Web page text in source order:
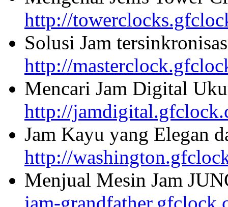
http://
Solusi Jam
http://
Mencari Jam Digital
http://
Jam Kayu yang Elegan
http://
Menjual Mesin Jam